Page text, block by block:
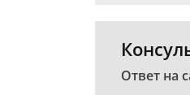
Ответ на